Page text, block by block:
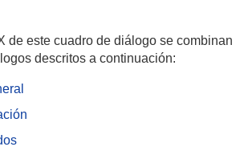
de este cuadro de diálogo se combinan
descritos a continuación: